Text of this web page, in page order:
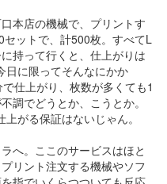
本店の機械で、プリントす
ットで、計500枚。すべてL
持って行くと、仕上がりは
に限ってそんなにかか
仕上がり、枚数が多くても1
調でどうとか、こうとか。
がる保証はないじゃん。
へ。ここのサービスはほと
リント注文する機械やソフ